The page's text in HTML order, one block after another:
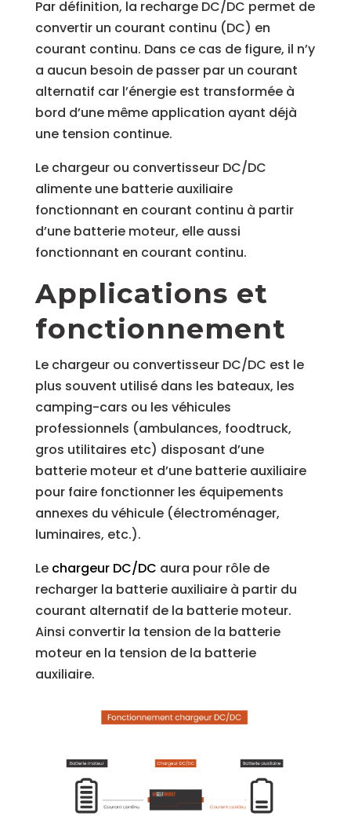
Par définition, la recharge DC/DC permet de
convertir un courant continu (DC) en
courant continu. Dans ce cas de figure, il n’y
a aucun besoin de passer par un courant
alternatif car l’énergie est transformée à
bord d’une même application ayant déjà
une tension continue.
Le chargeur ou convertisseur DC/DC
alimente une batterie auxiliaire
fonctionnant en courant continu à partir
d’une batterie moteur, elle aussi
fonctionnant en courant continu.
Applications et
fonctionnement
Le chargeur ou convertisseur DC/DC est le
plus souvent utilisé dans les bateaux, les
camping-cars ou les véhicules
professionnels (ambulances, foodtruck,
gros utilitaires etc) disposant d’une
batterie moteur et d’une batterie auxiliaire
pour faire fonctionner les équipements
annexes du véhicule (électroménager,
luminaires, etc.).
Lechargeur DC/DC aura pour rôle de
recharger la batterie auxiliaire à partir du
courant alternatif de la batterie moteur.
Ainsi convertir la tension de la batterie
moteur en la tension de la batterie
auxiliaire.